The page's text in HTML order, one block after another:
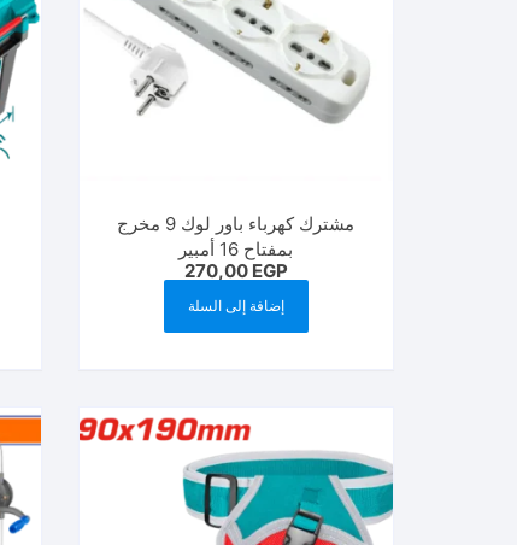
مشترك كهرباء باور لوك 9 مخرج
بمفتاح 16 أمبير
270,00 EGP
إضافة إلى السلة